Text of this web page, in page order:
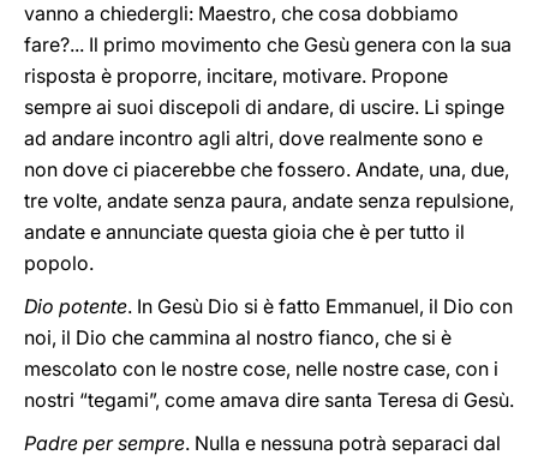
vanno a chiedergli: Maestro, che cosa dobbiamo
fare?... Il primo movimento che Gesù genera con la sua
risposta è proporre, incitare, motivare. Propone
sempre ai suoi discepoli di andare, di uscire. Li spinge
ad andare incontro agli altri, dove realmente sono e
non dove ci piacerebbe che fossero. Andate, una, due,
tre volte, andate senza paura, andate senza repulsione,
andate e annunciate questa gioia che è per tutto il
popolo.
Dio potente. In Gesù Dio si è fatto Emmanuel, il Dio con
noi, il Dio che cammina al nostro fianco, che si è
mescolato con le nostre cose, nelle nostre case, con i
nostri “tegami”, come amava dire santa Teresa di Gesù.
Padre per sempre. Nulla e nessuna potrà separaci dal